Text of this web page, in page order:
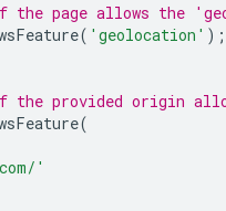
the page allows the
( 'geolocation' );
the provided origin
(
'